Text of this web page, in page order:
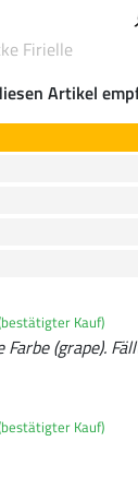
Firielle
Artikel
Kauf)
(grape).
Kauf)